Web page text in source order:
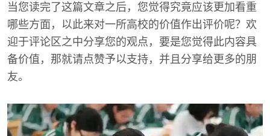
当您读完了这篇文章之后，您觉得究竟应该更加看重
哪些方面，以此来对一所高校的价值作出评价呢？欢
迎于评论区之中分享您的观点，要是您觉得此内容具
备价值，那就请点赞予以支持，并且分享给更多的朋
友。